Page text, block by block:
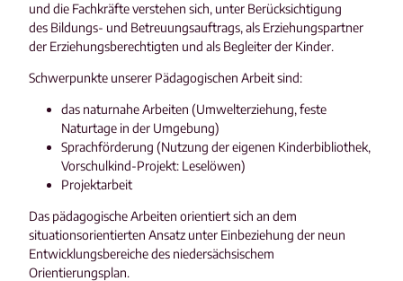
und die Fachkräfte verstehen sich, unter Berücksichtigung
des Bildungs- und Betreuungsauftrags, als Erziehungspartner
der Erziehungsberechtigten und als Begleiter der Kinder.
Schwerpunkte unserer Pädagogischen Arbeit sind:
das naturnahe Arbeiten (Umwelterziehung, feste
Naturtage in der Umgebung)
Sprachförderung (Nutzung der eigenen Kinderbibliothek,
Vorschulkind-Projekt: Leselöwen)
Projektarbeit
Das pädagogische Arbeiten orientiert sich an dem
situationsorientierten Ansatz unter Einbeziehung der neun
Entwicklungsbereiche des niedersächsischem
Orientierungsplan.